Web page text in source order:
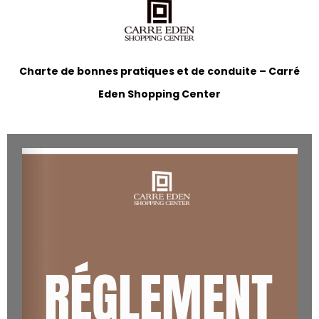
Charte de bonnes pratiques et de conduite – Carré
Eden Shopping Center